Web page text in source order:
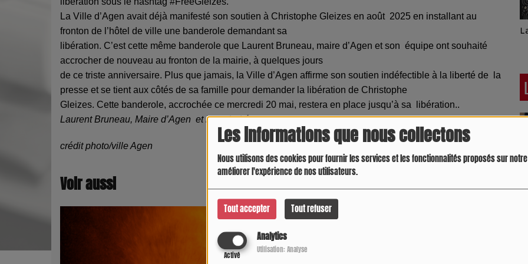
Les informations que nous collectons
Nous utilisons des cookies pour fournir les services et les fonctionnalités proposés sur
améliorer l'expérience de nos utilisateurs.
Tout accepter Tout refuser
Analytics
Activé
Utilisation: Analyse
La Ville d’Agen avait déjà manifesté son soutien à Christophe Gleizes en août 2025 en installant au
fronton de l’hôtel de ville une banderole demandant sa
libération. C’est cette même banderole que Laurent Bruneau, maire d’Agen et son équipe ont souhaité
accrocher de nouveau au fronton de la mairie, à quelques jours
de ce triste anniversaire. Plus que jamais, la Ville d’Agen affirme son soutien indéfectible à la liberté de
la
presse et se tient aux côtés de sa famille pour demander la libération de Christophe
Gleizes. Cette banderole, accrochée ce mercredi 20 mai, restera en place jusqu’à sa
libération..
Laurent Bruneau, Maire d’Agen et la majorité
crédit photo/ville Agen
Voir aussi